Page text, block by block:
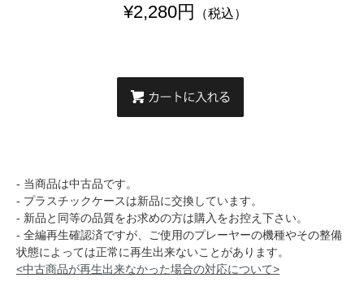
¥2,280円 （税込）
- 当商品は中古品です。
- プラスチックケースは新品に交換しています。
- 新品と同等の品質をお求めの方は購入をお控え下さい。
- 全編再生確認済ですが、ご使用のプレーヤーの機種やその整備
状態によっては正常に再生出来ないことがあります。
<中古商品が再生出来なかった場合の対応について>